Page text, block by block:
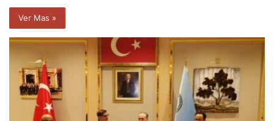
Ver Mas »